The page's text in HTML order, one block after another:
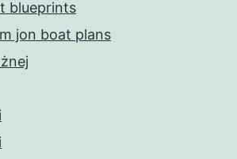
blueprints
jon boat plans